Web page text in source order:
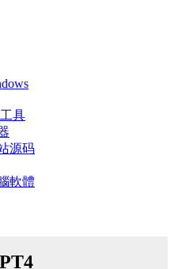
具
源码
軟體